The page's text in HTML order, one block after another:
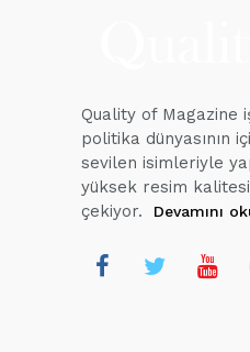
Quality of Magazine
politika dünyasının
sevilen isimleriyle
yüksek resim
çekiyor.
Devamını